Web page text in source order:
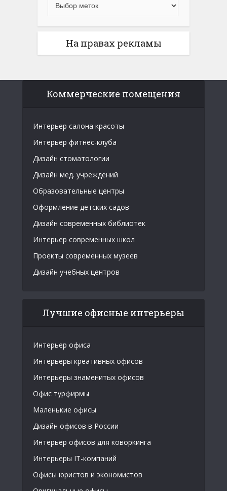
На правах рекламы
Коммерческие помещения
Интерьер салона красоты
Интерьер фитнес-клуба
Дизайн стоматологии
Дизайн мед. учреждений
Образовательные центры
Оформление детских садов
Дизайн современных библиотек
Интерьер современных школ
Проекты современных музеев
Дизайн учебных центров
Лучшие офисные интерьеры
Интерьер офиса
Интерьеры креативных офисов
Интерьеры знаменитых офисов
Офис турфирмы
Маленькие офисы
Дизайн офисов в России
Интерьер офисов для коворкинга
Интерьеры IT-компаний
Офисы юристов и экономистов